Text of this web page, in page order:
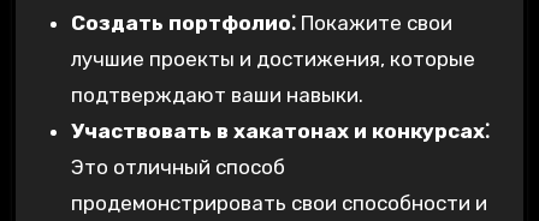
Создать портфолио⁚Покажите свои
лучшие проекты и достижения, которые
подтверждают ваши навыки.
Участвовать в хакатонах и конкурсах⁚
Это отличный способ
продемонстрировать свои способности и